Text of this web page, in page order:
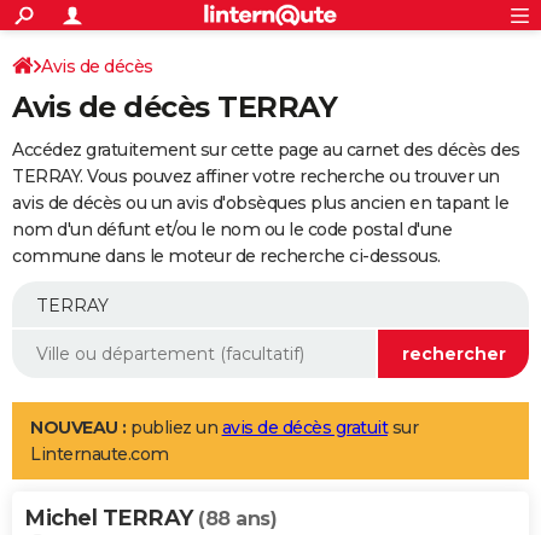
ACTUALITÉS
Politique
Société
Faits Divers
Education
Monde
Villes
+
SPORT
Coupe du monde 2026
Football
Tennis
Cyclisme
Rugby
Forum
Programme TV
TNT
Streaming
Cinéma
Sorties cinéma
Musique
+
FINANCE
Retraite
Epargne
Immobilier
Risques naturels par ville
Banque
Assurance
AUTO
Essais
Réserver un essai
Citadines
Berlines
SUV
Forum auto
+
Mobiles
Meilleur smartphone
Internet
Ordinateurs
Jeux vidéo
Guide high-tech
Aménagement intérieur
LIFESTYLE
Art de vivre
Bien-être
Loisirs
Mode
Modes de vie
Alimentation
Guide de la santé
Maladies
Médicaments
Sommeil
VOYAGE
Avis de décès
Avis de décès TERRAY
Accédez gratuitement sur cette page au carnet des décès des
TERRAY. Vous pouvez affiner votre recherche ou trouver un
avis de décès ou un avis d'obsèques plus ancien en tapant le
nom d'un défunt et/ou le nom ou le code postal d'une
commune dans le moteur de recherche ci-dessous.
NOUVEAU : publiez un avis de décès gratuitsur
Linternaute.com
Michel TERRAY (88 ans)